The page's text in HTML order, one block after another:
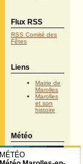
Flux RSS
RSS Comité des
Fêtes
Liens
Mairie de
Marolles
Marolles
et son
histoire
Météo
Météo Marolles-en-